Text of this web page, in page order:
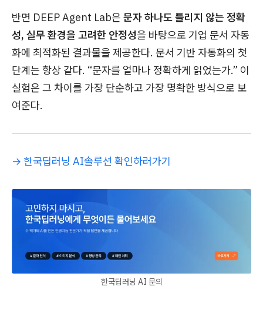
반면 DEEP Agent Lab은 문자 하나도 틀리지 않는 정확
성, 실무 환경을 고려한 안정성을 바탕으로 기업 문서 자동
화에 최적화된 결과물을 제공한다. 문서 기반 자동화의 첫
단계는 항상 같다. “문자를 얼마나 정확하게 읽었는가.” 이
실험은 그 차이를 가장 단순하고 가장 명확한 방식으로 보
여준다.
→ 한국딥러닝 AI솔루션 확인하러가기
한국딥러닝 AI 문의